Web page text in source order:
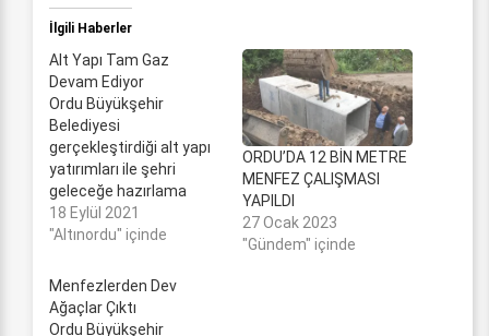
İlgili Haberler
Alt Yapı Tam Gaz
Devam Ediyor
Ordu Büyükşehir
Belediyesi
gerçekleştirdiği alt yapı
yatırımları ile şehri
geleceğe hazırlama
çalışmalarına hız
kesmeden devam
Mehmet Hilmi Güler’in
talimatı ile kısa süre
önce Altınordu ilçesinde
18 Eylül 2021
"Altınordu" içinde
ORDU’DA 12 BİN METRE
MENFEZ ÇALIŞMASI
YAPILDI
27 Ocak 2023
"Gündem" içinde
Menfezlerden Dev
Ağaçlar Çıktı
Ordu Büyükşehir